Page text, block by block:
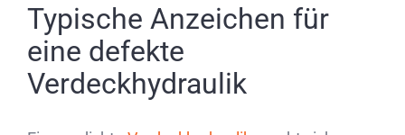
Typische Anzeichen für
eine defekte
Verdeckhydraulik